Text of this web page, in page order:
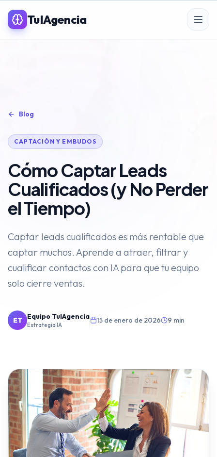
TuIAgencia
SEO para eCommerce
Linkbuilding & PR
SEO Local
Auditoría SEO
⭐️Agentes de IA
Embudos de Venta
Diseño y Desarrollo Web
SECTORES
Inmobiliarias Restaurantes y Hostelería
Blog
CAPTACIÓN Y EMBUDOS
Cómo Captar Leads
Cualificados (y No Perder
el Tiempo)
Captar leads cualificados es más rentable que
captar muchos. Aprende a atraer, filtrar y
cualificar contactos con IA para que tu equipo
solo cierre ventas.
ET Equipo TuIAgencia
Estrategia IA
15 de enero de 2026 9 min